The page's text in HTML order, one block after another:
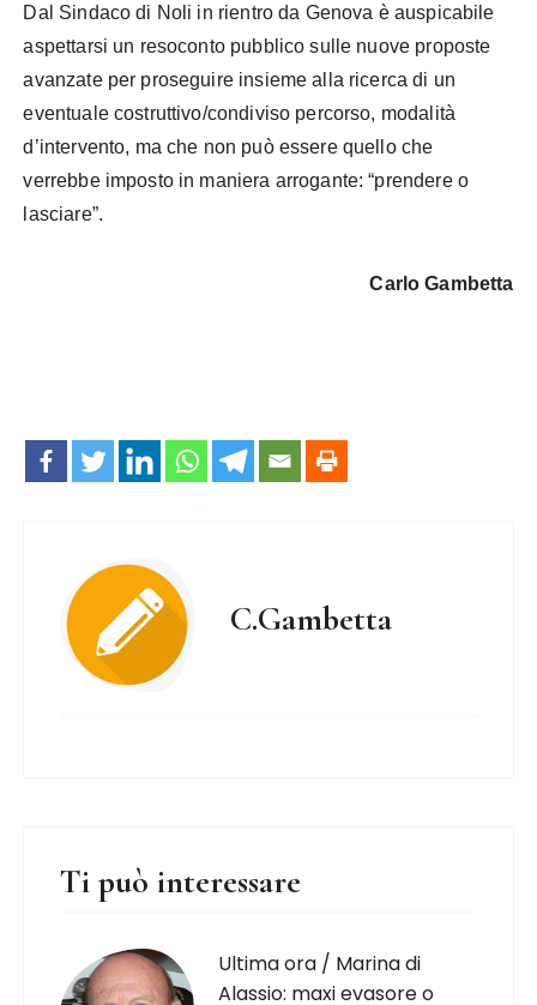
Dal Sindaco di Noli in rientro da Genova è auspicabile
aspettarsi un resoconto pubblico sulle nuove proposte
avanzate per proseguire insieme alla ricerca di un
eventuale costruttivo/condiviso percorso, modalità
d’intervento, ma che non può essere quello che
verrebbe imposto in maniera arrogante: “prendere o
lasciare”.
Carlo Gambetta
C.Gambetta
Ti può interessare
Ultima ora / Marina di
Alassio: maxi evasore o